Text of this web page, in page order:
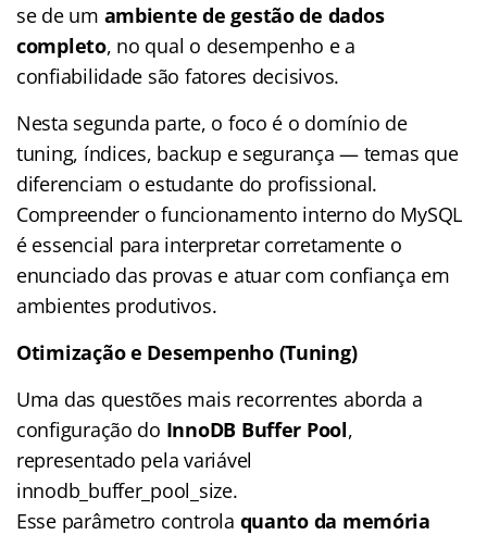
se de um ambiente de gestão de dados
completo, no qual o desempenho e a
confiabilidade são fatores decisivos.
Nesta segunda parte, o foco é o domínio de
tuning, índices, backup e segurança — temas que
diferenciam o estudante do profissional.
Compreender o funcionamento interno do MySQL
é essencial para interpretar corretamente o
enunciado das provas e atuar com confiança em
ambientes produtivos.
Otimização e Desempenho (Tuning)
Uma das questões mais recorrentes aborda a
configuração do InnoDB Buffer Pool,
representado pela variável
innodb_buffer_pool_size.
Esse parâmetro controla quanto da memória